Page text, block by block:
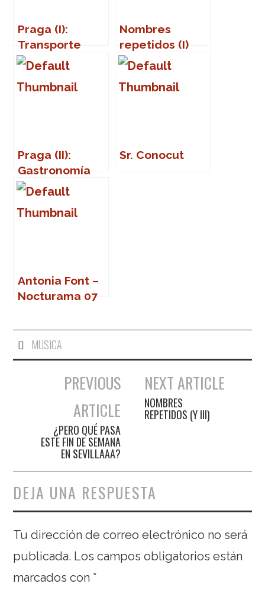
Praga (I):
Transporte
público
Nombres
repetidos (I)
Praga (II):
Gastronomía
Sr. Conocut
Antonia Font –
Nocturama 07
MUSICA
Navegación de entradas
PREVIOUS
ARTICLE
¿PERO QUÉ PASA
ESTE FIN DE SEMANA
EN SEVILLAAA?
NEXT ARTICLE
NOMBRES
REPETIDOS (Y III)
DEJA UNA RESPUESTA
Tu dirección de correo electrónico no será
publicada. Los campos obligatorios están
marcados con *